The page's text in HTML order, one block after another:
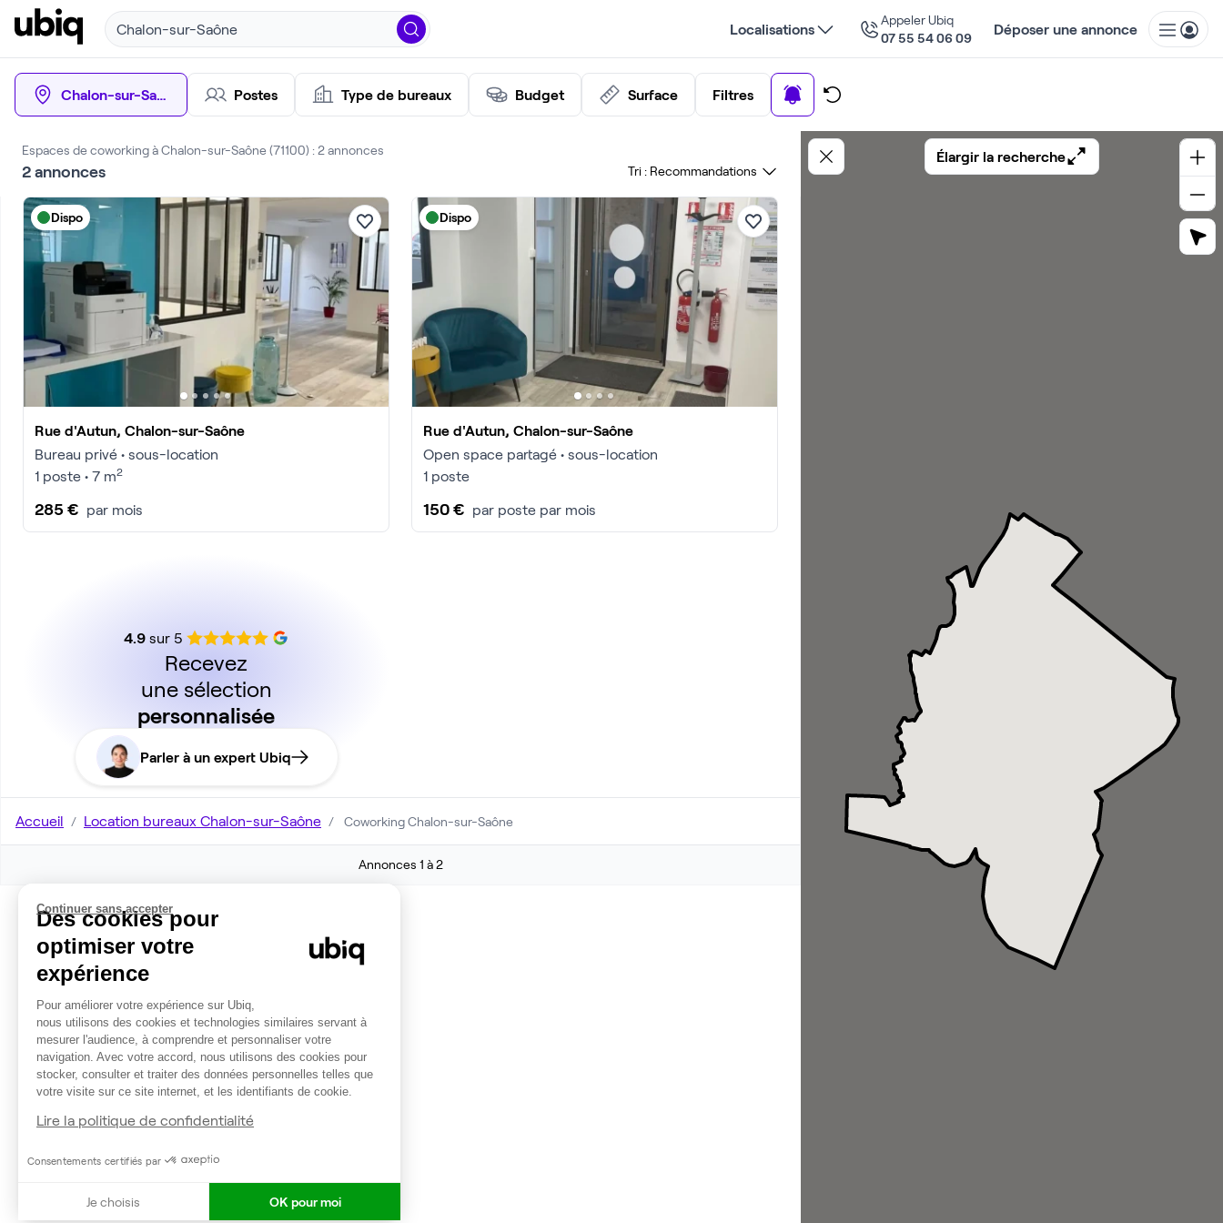
Chalon-sur-Saône Localisations
Appeler Ubiq
07 55 54 06 09
Déposer une annonce
Chalon-sur-Saône Postes Type de bureaux Budget Surface Filtres
Espaces de coworking à Chalon-sur-Saône (71100) : 2 annonces
2annonces Tri :
Dispo
Rue d'Autun, Chalon-sur-Saône
Bureau privé • sous-location
1 poste • 7 m2
285 € par mois
Dispo
Rue d'Autun, Chalon-sur-Saône
Open space partagé • sous-location
1 poste
150 € par poste par mois
4.9 sur 5
Recevez
une sélection
personnalisée
Parler à un expert Ubiq
Accueil Location bureaux Chalon-sur-Saône Coworking Chalon-sur-Saône
Annonces 1 à 2
Élargir la recherche
Continuer sans accepter
Des cookies pour
optimiser votre
expérience
Pour améliorer votre expérience sur Ubiq,
nous utilisons des cookies et technologies similaires servant à
mesurer l'audience, à comprendre et personnaliser votre
navigation. Avec votre accord, nous utilisons des cookies pour
stocker, consulter et traiter des données personnelles telles que
votre visite sur ce site internet, et les identifiants de cookie.
Lire la politique de confidentialité
Consentements certifiés par
Je choisis
OK pour moi